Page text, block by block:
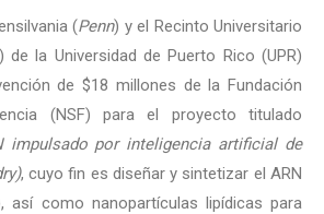
(Penn) y el Recinto Universitario
de la Universidad de Puerto Rico (UPR)
de $18 millones de la Fundación
(NSF) para el proyecto titulado
impulsado por inteligencia artificial de
, cuyo fin es diseñar y sintetizar el ARN
así como nanopartículas lipídicas para